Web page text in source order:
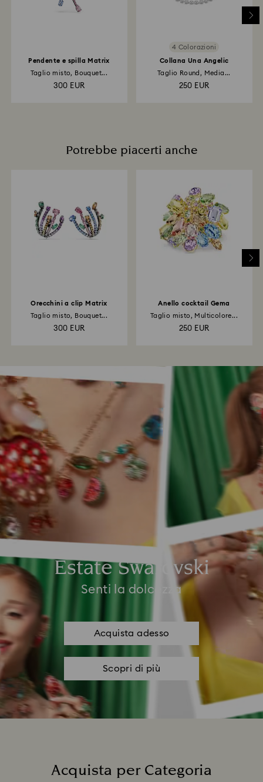
rimborso potrà richiedere fino a 3-7 giorni lavorativi
Pendente e spilla Matrix
Taglio misto, Bouquet...
300 EUR
4 Colorazioni
Collana Una Angelic
Taglio Round, Media...
250 EUR
Potrebbe piacerti anche
Orecchini a clip Matrix
Taglio misto, Bouquet...
300 EUR
Anello cocktail Gema
Taglio misto, Multicolore...
250 EUR
Estate Swarovski
Senti la dolcezza
Acquista adesso
Scopri di più
Acquista per Categoria